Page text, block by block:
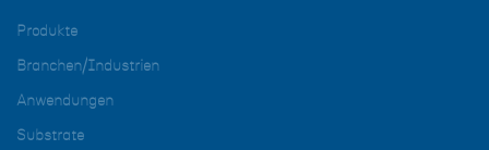
Produkte
Branchen/Industrien
Anwendungen
Substrate